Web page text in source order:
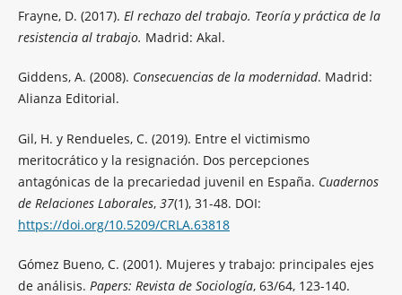
Frayne, D. (2017). El rechazo del trabajo. Teoría y práctica de la
resistencia al trabajo. Madrid: Akal.
Giddens, A. (2008). Consecuencias de la modernidad. Madrid:
Alianza Editorial.
Gil, H. y Rendueles, C. (2019). Entre el victimismo
meritocrático y la resignación. Dos percepciones
antagónicas de la precariedad juvenil en España. Cuadernos
de Relaciones Laborales, 37(1), 31-48. DOI:
https://doi.org/10.5209/CRLA.63818
Gómez Bueno, C. (2001). Mujeres y trabajo: principales ejes
de análisis. Papers: Revista de Sociología, 63/64, 123-140.